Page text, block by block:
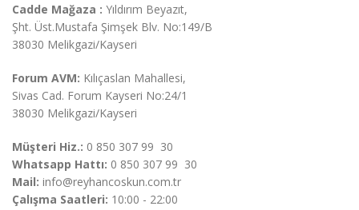
Cadde Mağaza : Yıldırım Beyazıt,
Şht. Üst.Mustafa Şimşek Blv. No:149/B
38030 Melikgazi/Kayseri
Forum AVM: Kılıçaslan Mahallesi,
Sivas Cad. Forum Kayseri No:24/1
38030 Melikgazi/Kayseri
Müşteri Hiz.: 0 850 307 99 30
Whatsapp Hattı: 0 850 307 99 30
Mail: info@reyhancoskun.com.tr
Çalışma Saatleri: 10:00 - 22:00